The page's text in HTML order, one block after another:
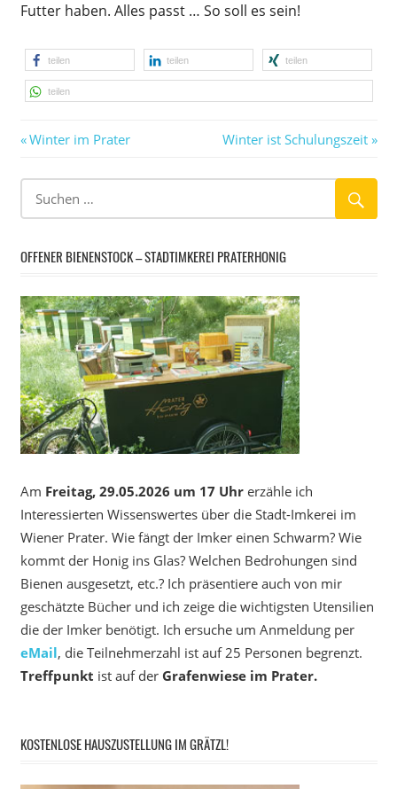
Futter haben. Alles passt … So soll es sein!
teilen teilen teilen
teilen
Beitragsnavigation
Vorheriger
Winter im Prater
Nächster
Winter ist Schulungszeit
OFFENER BIENENSTOCK – STADTIMKEREI PRATERHONIG
Am Freitag, 29.05.2026 um 17 Uhrerzähle ich
Interessierten Wissenswertes über die Stadt-Imkerei im
Wiener Prater. Wie fängt der Imker einen Schwarm? Wie
kommt der Honig ins Glas? Welchen Bedrohungen sind
Bienen ausgesetzt, etc.? Ich präsentiere auch von mir
geschätzte Bücher und ich zeige die wichtigsten Utensilien
die der Imker benötigt. Ich ersuche um Anmeldung per
eMail, die Teilnehmerzahl ist auf 25 Personen begrenzt.
Treffpunkt ist auf der Grafenwiese im Prater.
KOSTENLOSE HAUSZUSTELLUNG IM GRÄTZL!